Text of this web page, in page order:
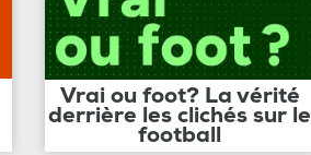
Vrai ou foot? La vérité
derrière les clichés sur le
football